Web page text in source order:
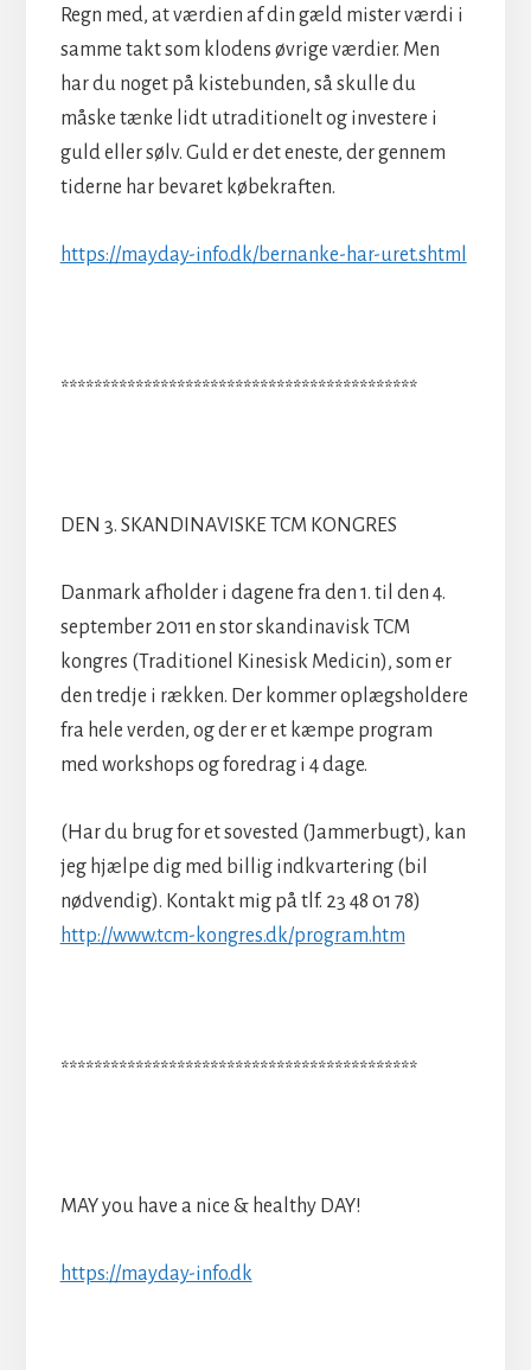
Regn med, at værdien af din gæld mister værdi i
samme takt som klodens øvrige værdier. Men
har du noget på kistebunden, så skulle du
måske tænke lidt utraditionelt og investere i
guld eller sølv. Guld er det eneste, der gennem
tiderne har bevaret købekraften.
https://mayday-info.dk/bernanke-har-uret.shtml
*******************************************
DEN 3. SKANDINAVISKE TCM KONGRES
Danmark afholder i dagene fra den 1. til den 4.
september 2011 en stor skandinavisk TCM
kongres (Traditionel Kinesisk Medicin), som er
den tredje i rækken. Der kommer oplægsholdere
fra hele verden, og der er et kæmpe program
med workshops og foredrag i 4 dage.
(Har du brug for et sovested (Jammerbugt), kan
jeg hjælpe dig med billig indkvartering (bil
nødvendig). Kontakt mig på tlf. 23 48 01 78)
http://www.tcm-kongres.dk/program.htm
*******************************************
MAY you have a nice & healthy DAY!
https://mayday-info.dk